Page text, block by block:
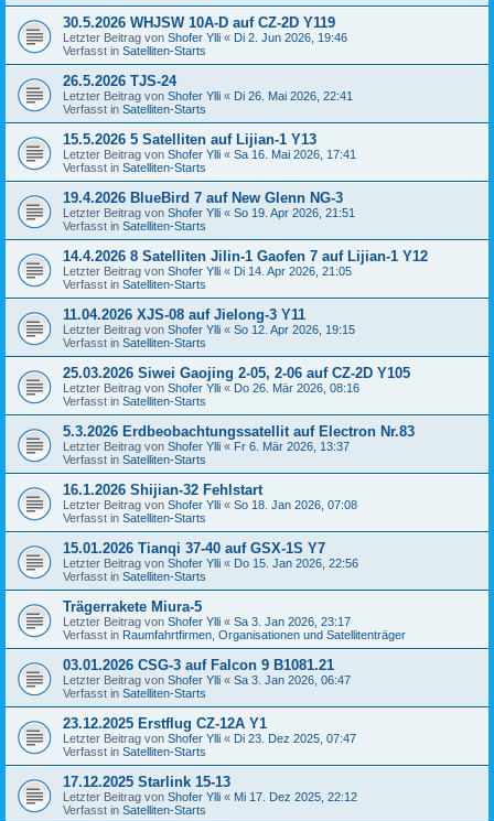
30.5.2026 WHJSW 10A-D auf CZ-2D Y119
Letzter Beitrag von Shofer Ylli « Di 2. Jun 2026, 19:46
Verfasst in Satelliten-Starts
26.5.2026 TJS-24
Letzter Beitrag von Shofer Ylli « Di 26. Mai 2026, 22:41
Verfasst in Satelliten-Starts
15.5.2026 5 Satelliten auf Lijian-1 Y13
Letzter Beitrag von Shofer Ylli « Sa 16. Mai 2026, 17:41
Verfasst in Satelliten-Starts
19.4.2026 BlueBird 7 auf New Glenn NG-3
Letzter Beitrag von Shofer Ylli « So 19. Apr 2026, 21:51
Verfasst in Satelliten-Starts
14.4.2026 8 Satelliten Jilin-1 Gaofen 7 auf Lijian-1 Y12
Letzter Beitrag von Shofer Ylli « Di 14. Apr 2026, 21:05
Verfasst in Satelliten-Starts
11.04.2026 XJS-08 auf Jielong-3 Y11
Letzter Beitrag von Shofer Ylli « So 12. Apr 2026, 19:15
Verfasst in Satelliten-Starts
25.03.2026 Siwei Gaojing 2-05, 2-06 auf CZ-2D Y105
Letzter Beitrag von Shofer Ylli « Do 26. Mär 2026, 08:16
Verfasst in Satelliten-Starts
5.3.2026 Erdbeobachtungssatellit auf Electron Nr.83
Letzter Beitrag von Shofer Ylli « Fr 6. Mär 2026, 13:37
Verfasst in Satelliten-Starts
16.1.2026 Shijian-32 Fehlstart
Letzter Beitrag von Shofer Ylli « So 18. Jan 2026, 07:08
Verfasst in Satelliten-Starts
15.01.2026 Tianqi 37-40 auf GSX-1S Y7
Letzter Beitrag von Shofer Ylli « Do 15. Jan 2026, 22:56
Verfasst in Satelliten-Starts
Trägerrakete Miura-5
Letzter Beitrag von Shofer Ylli « Sa 3. Jan 2026, 23:17
Verfasst in Raumfahrtfirmen, Organisationen und Satellitenträger
03.01.2026 CSG-3 auf Falcon 9 B1081.21
Letzter Beitrag von Shofer Ylli « Sa 3. Jan 2026, 06:47
Verfasst in Satelliten-Starts
23.12.2025 Erstflug CZ-12A Y1
Letzter Beitrag von Shofer Ylli « Di 23. Dez 2025, 07:47
Verfasst in Satelliten-Starts
17.12.2025 Starlink 15-13
Letzter Beitrag von Shofer Ylli « Mi 17. Dez 2025, 22:12
Verfasst in Satelliten-Starts